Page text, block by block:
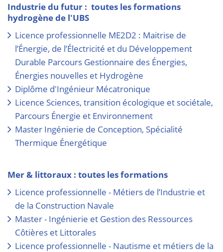
Industrie du futur : toutes les formations
hydrogène de l'UBS
Licence professionnelle ME2D2 : Maitrise de
l’Énergie, de l’Électricité et du Développement
Durable Parcours Gestionnaire des Énergies,
Énergies nouvelles et Hydrogène
Diplôme d'Ingénieur Mécatronique
Licence Sciences, transition écologique et sociétale,
Parcours Énergie et Environnement
Master Ingénierie de Conception, Spécialité
Thermique Énergétique
Mer & littoraux : toutes les formations
Licence professionnelle - Métiers de l’Industrie et
de la Construction Navale
Master - Ingénierie et Gestion des Ressources
Côtières et Littorales
Licence professionnelle - Nautisme et métiers de la